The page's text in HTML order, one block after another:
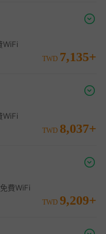
WiFi
TWD 7,135+
WiFi
TWD 8,037+
免費WiFi
TWD 9,209+